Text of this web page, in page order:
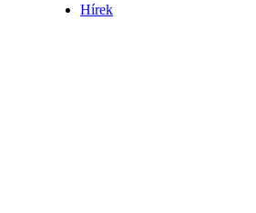
Hírek